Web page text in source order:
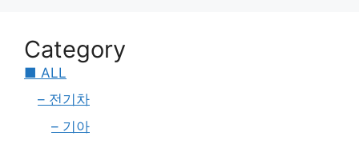
Category
■ ALL
– 전기차
– 기아